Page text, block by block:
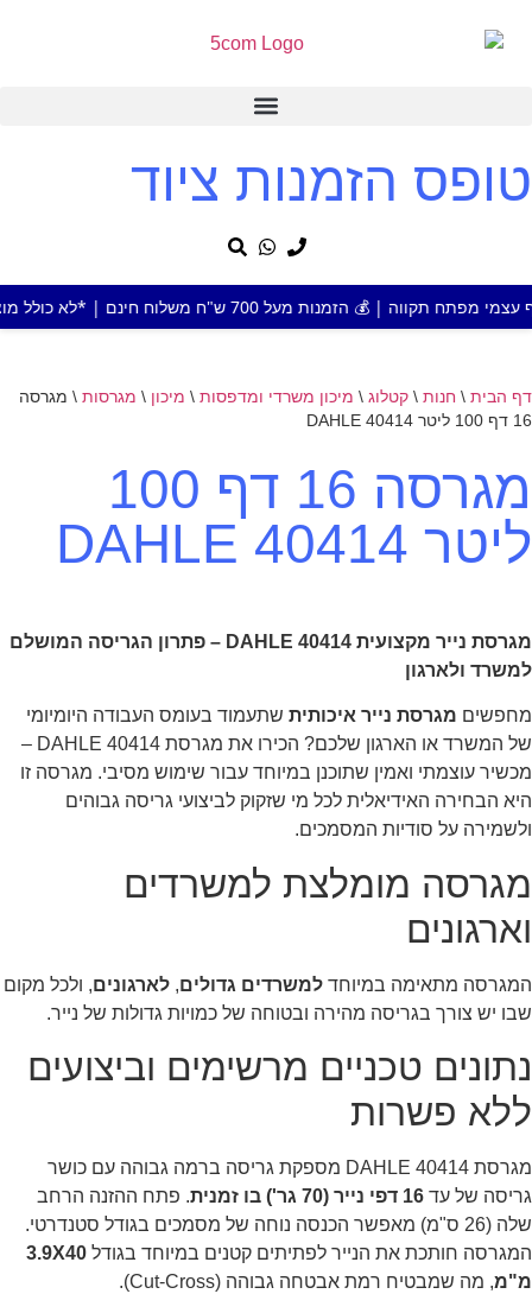
טופס הזמנות ציוד
מעל 700 ש"ח משלוח חינם | *לא כולל מוצר או אזור חריג
דף הבית \ חנות \ קטלוג \ מיכון משרדי ומדפסות \ מיכון \ מגרסות \ מגרסה
16 דף 100 ליטר 40414 DAHLE
מגרסה 16 דף 100
ליטר 40414 DAHLE
מגרסת נייר מקצועית DAHLE 40414 – פתרון הגריסה המושלם
למשרד ולארגון
מחפשים מגרסת נייר איכותית שתעמוד בעומס העבודה היומיומי
של המשרד או הארגון שלכם? הכירו את מגרסת DAHLE 40414 –
מכשיר עוצמתי ואמין שתוכנן במיוחד עבור שימוש מסיבי. מגרסה זו
היא הבחירה האידיאלית לכל מי שזקוק לביצועי גריסה גבוהים
ולשמירה על סודיות המסמכים.
מגרסה מומלצת למשרדים
וארגונים
המגרסה מתאימה במיוחד למשרדים גדולים, לארגונים, ולכל מקום
שבו יש צורך בגריסה מהירה ובטוחה של כמויות גדולות של נייר.
נתונים טכניים מרשימים וביצועים
ללא פשרות
מגרסת DAHLE 40414 מספקת גריסה ברמה גבוהה עם כושר
גריסה של עד 16 דפי נייר (70 גר') בו זמנית
. פתח ההזנה הרחב
שלה (26 ס"מ) מאפשר הכנסה נוחה של מסמכים בגודל סטנדרטי.
המגרסה חותכת את הנייר לפתיתים קטנים במיוחד בגודל 3.9X40
מ"מ, מה שמבטיח רמת אבטחה גבוהה (Cut-Cross).